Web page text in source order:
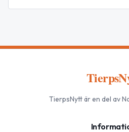
TierpsNyttär en del av